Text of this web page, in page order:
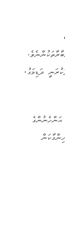
ދަޑިމަގު،